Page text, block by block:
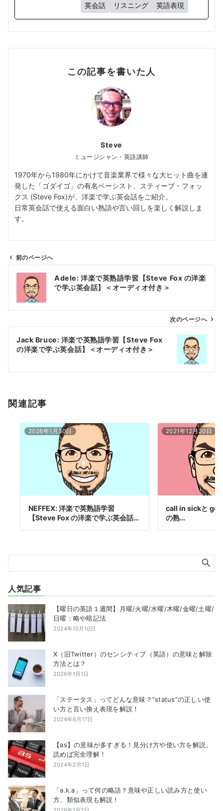
英会話
リスニング 英語表現
この記事を書いた人
Steve
ミュージシャン・英語講師
1970年から1980年にかけて音楽業界で様々な大ヒット曲を連
発した「ゴダイゴ」の有名ベーシスト、スティーブ・フォッ
クス (Steve Fox)が、洋楽で学ぶ英会話をご紹介。
日常英会話で使える面白い熟語や言い回しを楽しく解説しま
す。
ン
前のページへ
Adele: 洋楽で英熟語学習【Steve Fox の洋楽
で学ぶ英会話】＜オーディオ付き＞
次のページへ
Jack Bruce: 洋楽で英熟語学習【Steve Fox
の洋楽で学ぶ英会話】＜オーディオ付き＞
関連記事
2026年1月30日
NEFFEX: 洋楽で英熟語学習
【Steve Fox の洋楽で学ぶ英会話…
2021年12月20日
call in sickと
の熟…
人気記事
【曜日の英語１週間】月曜/火曜/水曜/木曜/金曜/土曜/
日曜：略や暗記法
2024年10月10日
X（旧Twitter）のセンシティブ（英語）の意味と解除
方法とは？
2026年1月1日
「ステータス」ってどんな意味？”status”の正しい使
い方と言い換え表現を解説！
2024年6月17日
【as】の意味が多すぎる！見分け方や使い方を解説。
読めば完全理解！
2024年2月1日
「a.k.a」って何の略語？意味や正しい読み方と使い
方、類似表現も解説！